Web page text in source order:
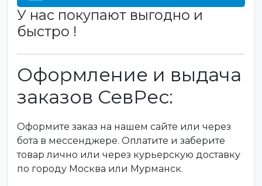
У нас покупают выгодно и
быстро !
Оформление и выдача
заказов СевРес:
Оформите заказ на нашем сайте или через
бота в мессенджере. Оплатите и заберите
товар лично или через курьерскую доставку
по городу Москва или Мурманск.